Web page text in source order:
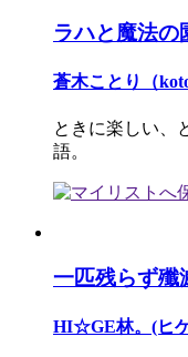
ラハと魔法の
蒼木ことり（
ときに楽しい、
語。
一匹残らず殲
HI☆GE林。(ヒ